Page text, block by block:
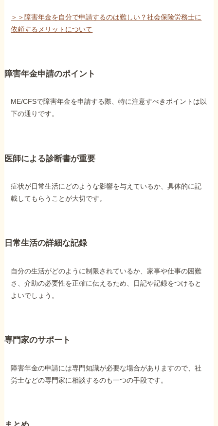
＞＞障害年金を自分で申請するのは難しい？社会保険労務士に
依頼するメリットについて
障害年金申請のポイント
ME/CFSで障害年金を申請する際、特に注意すべきポイントは以
下の通りです。
医師による診断書が重要
症状が日常生活にどのような影響を与えているか、具体的に記
載してもらうことが大切です。
日常生活の詳細な記録
自分の生活がどのように制限されているか、家事や仕事の困難
さ、介助の必要性を正確に伝えるため、日記や記録をつけると
よいでしょう。
専門家のサポート
障害年金の申請には専門知識が必要な場合がありますので、社
労士などの専門家に相談するのも一つの手段です。